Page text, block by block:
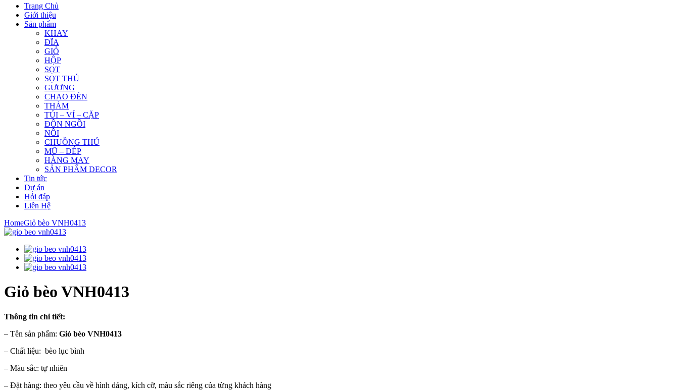
Trang Chủ
Giới thiệu
Sản phẩm
KHAY
ĐĨA
GIỎ
HỘP
SỌT
SỌT THÚ
GƯƠNG
CHAO ĐÈN
THẢM
TÚI – VÍ – CẶP
ĐÔN NGỒI
NÔI
CHUỒNG THÚ
MŨ – DÉP
HÀNG MAY
SẢN PHẨM DECOR
Tin tức
Dự án
Hỏi đáp
Liên Hệ
HomeGiỏ bèo VNH0413
Giỏ bèo VNH0413
Thông tin chi tiết:
– Tên sản phẩm: Giỏ bèo VNH0413
– Chất liệu: bèo lục bình
– Màu sắc: tự nhiên
– Đặt hàng: theo yêu cầu về hình dáng, kích cỡ, màu sắc riêng của từng khách hàng